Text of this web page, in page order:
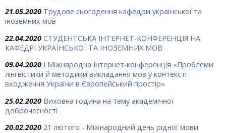
21.05.2020 Трудове сьогодення кафедри української та
іноземних мов
22.04.2020 СТУДЕНТСЬКА ІНТЕРНЕТ-КОНФЕРЕНЦІЯ НА
КАФЕДРІ УКРАЇНСЬКОЇ ТА ІНОЗЕМНИХ МОВ
09.04.2020 I Міжнародна Інтернет-конференція «Проблеми
лінгвістики й методики викладання мов у контексті
входження України в Європейський простір»
25.02.2020 Виховна година на тему академічної
доброчесності
20.02.2020 21 лютого - Міжнародний день рідної мови